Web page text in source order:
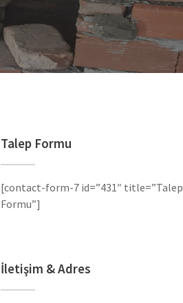
Talep Formu
[contact-form-7 id=”431″ title=”Talep
Formu”]
İletişim & Adres